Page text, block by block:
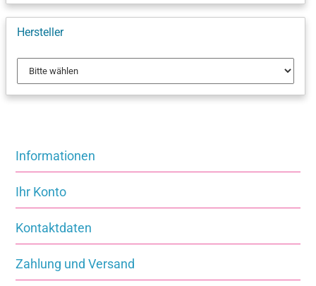
Hersteller
Informationen
Ihr Konto
Kontaktdaten
Zahlung und Versand